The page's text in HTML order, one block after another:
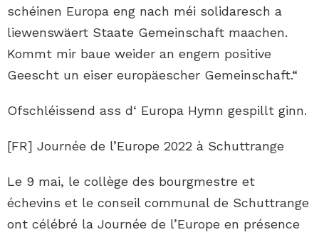
schéinen Europa eng nach méi solidaresch a
liewenswäert Staate Gemeinschaft maachen.
Kommt mir baue weider an engem positive
Geescht un eiser europäescher Gemeinschaft.“
Ofschléissend ass d‘ Europa Hymn gespillt ginn.
[FR] Journée de l’Europe 2022 à Schuttrange
Le 9 mai, le collège des bourgmestre et
échevins et le conseil communal de Schuttrange
ont célébré la Journée de l’Europe en présence